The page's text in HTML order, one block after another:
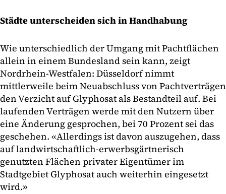
Städte unterscheiden sich in Handhabung
Wie unterschiedlich der Umgang mit Pachtflächen
allein in einem Bundesland sein kann, zeigt
Nordrhein-Westfalen: Düsseldorf nimmt
mittlerweile beim Neuabschluss von Pachtverträgen
den Verzicht auf Glyphosat als Bestandteil auf. Bei
laufenden Verträgen werde mit den Nutzern über
eine Änderung gesprochen, bei 70 Prozent sei das
geschehen. «Allerdings ist davon auszugehen, dass
auf landwirtschaftlich-erwerbsgärtnerisch
genutzten Flächen privater Eigentümer im
Stadtgebiet Glyphosat auch weiterhin eingesetzt
wird.»